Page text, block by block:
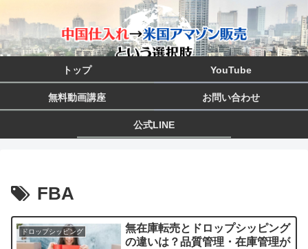
トップ YouTube
無料動画講座 お問い合わせ
公式LINE
FBA
ドロップシッピング
無在庫転売とドロップシッピング
の違いは？品質管理・在庫管理が